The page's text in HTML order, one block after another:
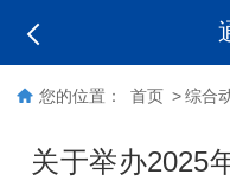
您的位置： 首页 > 综合
关于举办2025